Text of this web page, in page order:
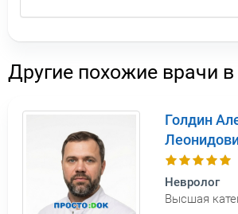
Другие похожие врачи в
Голдин
Невролог
Высшая